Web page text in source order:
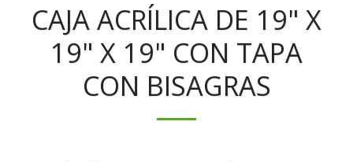
CAJA ACRÍLICA DE 19" X
19" X 19" CON TAPA
CON BISAGRAS